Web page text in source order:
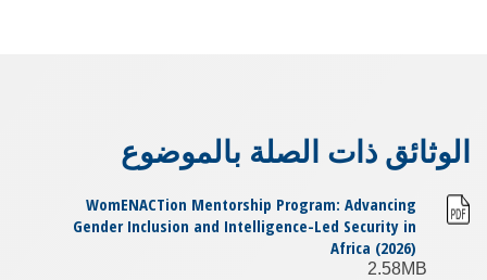
الوثائق ذات الصلة بالموضوع
WomENACTion Mentorship Program: Advancing
Gender Inclusion and Intelligence-Led Security in
Africa (2026)
2.58MB